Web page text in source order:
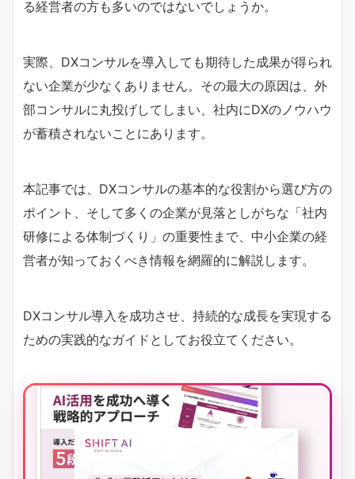
る経営者の方も多いのではないでしょうか。
実際、DXコンサルを導入しても期待した成果が得られ
ない企業が少なくありません。その最大の原因は、外
部コンサルに丸投げしてしまい、社内にDXのノウハウ
が蓄積されないことにあります。
本記事では、DXコンサルの基本的な役割から選び方の
ポイント、そして多くの企業が見落としがちな「社内
研修による体制づくり」の重要性まで、中小企業の経
営者が知っておくべき情報を網羅的に解説します。
DXコンサル導入を成功させ、持続的な成長を実現する
ための実践的なガイドとしてお役立てください。